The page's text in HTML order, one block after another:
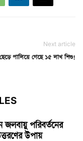
Next article
পালিয়ে গেছে ১৫ লাখ শিশু!
পরিবর্তনের
উপায়